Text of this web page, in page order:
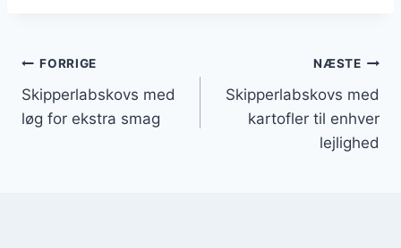
Indlægsnavigation
FORRIGE
Skipperlabskovs med
løg for ekstra smag
NÆSTE
Skipperlabskovs med
kartofler til enhver
lejlighed